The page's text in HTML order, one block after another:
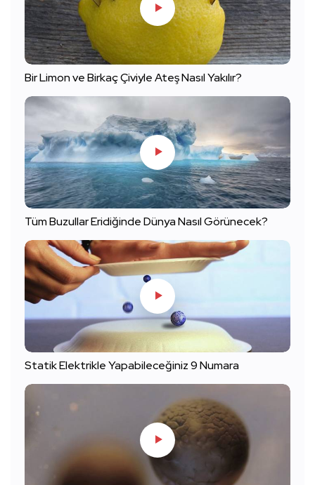
Bir Limon ve Birkaç Çiviyle Ateş Nasıl Yakılır?
Tüm Buzullar Eridiğinde Dünya Nasıl Görünecek?
Statik Elektrikle Yapabileceğiniz 9 Numara